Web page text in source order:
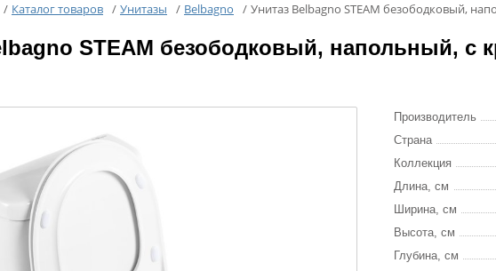
/ Каталог товаров / Унитазы / Belbagno / Унитаз Belbagno STEAM безободковый,
STEAM безободковый, напольный, с
Производитель
Страна
Коллекция
Длина, см
Ширина, см
Высота, см
Глубина, см